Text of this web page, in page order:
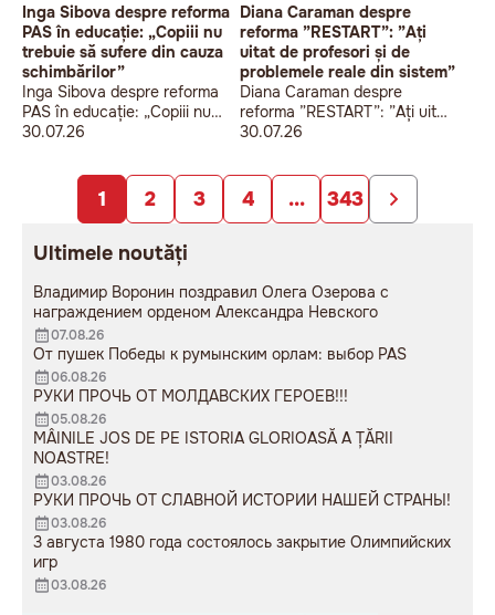
Inga Sibova despre reforma
PAS în educație: „Copiii nu
trebuie să sufere din cauza
schimbărilor”
Inga Sibova despre reforma
PAS în educație: „Copiii nu
trebuie să sufere din cauza
30.07.26
Diana Caraman despre
reforma ”RESTART”: ”Ați
uitat de profesori și de
problemele reale din sistem”
Diana Caraman despre
reforma ”RESTART”: ”Ați uitat
de profesori și de problemele
30.07.26
1 2 3 4 ... 343
Ultimele noutăți
Владимир Воронин поздравил Олега Озерова с
награждением орденом Александра Невского
07.08.26
От пушек Победы к румынским орлам: выбор PAS
06.08.26
РУКИ ПРОЧЬ ОТ МОЛДАВСКИХ ГЕРОЕВ!!!
05.08.26
MÂINILE JOS DE PE ISTORIA GLORIOASĂ A ȚĂRII
NOASTRE!
03.08.26
РУКИ ПРОЧЬ ОТ СЛАВНОЙ ИСТОРИИ НАШЕЙ СТРАНЫ!
03.08.26
3 августа 1980 года состоялось закрытие Олимпийских
игр
03.08.26